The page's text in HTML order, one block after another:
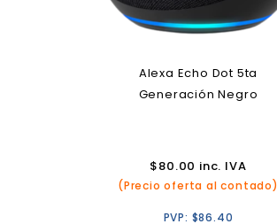
Alexa Echo Dot 5ta
Generación Negro
$80.00 inc. IVA
(Precio oferta al contado)
PVP: $86.40